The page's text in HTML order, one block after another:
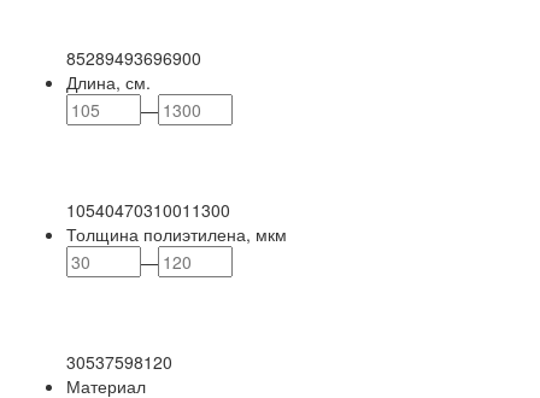
85289493696900
Длина, см.
—
1054047031001 1300
Толщина полиэтилена, мкм
—
30537598120
Материал